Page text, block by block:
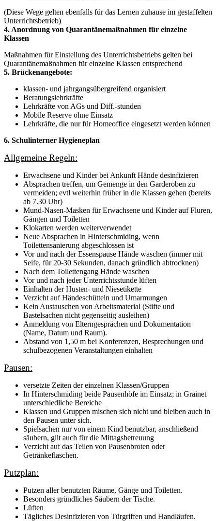
(Diese Wege gelten ebenfalls für das Lernen zuhause im gestaffelten
Unterrichtsbetrieb)
4. Anordnung von Quarantänemaßnahmen für einzelne
Klassen
Maßnahmen für Einstellung des Unterrichtsbetriebs gelten bei
Quarantänemaßnahmen für einzelne Klassen entsprechend
5. Brückenangebote:
klassen- und jahrgangsübergreifend organisiert
Beratungslehrkräfte
Lehrkräfte von AGs und Diff.-stunden
Mobile Reserve ohne Einsatz
Lehrkräfte, die nur für Homeoffice eingesetzt werden können
6. Schulinterner Hygieneplan
Allgemeine Regeln:
Erwachsene und Kinder bei Ankunft Hände desinfizieren
Absprachen treffen, um Gemenge in den Garderoben zu
vermeiden; evtl weiterhin früher in die Klassen gehen (bereits
ab 7.30 Uhr)
Mund-Nasen-Masken für Erwachsene und Kinder auf Fluren,
Gängen und Toiletten
Klokarten werden weiterverwendet
Neue Absprachen in Hinterschmiding, wenn
Toilettensanierung abgeschlossen ist
Vor und nach der Essenspause Hände waschen (immer mit
Seife, für 20-30 Sekunden, danach gründlich abtrocknen)
Nach dem Toilettengang Hände waschen
Vor und nach jeder Unterrichtsstunde lüften
Einhalten der Husten- und Niesetikette
Verzicht auf Händeschütteln und Umarmungen
Kein Austauschen von Arbeitsmaterial (Stifte und
Bastelsachen nicht gegenseitig ausleihen)
Anmeldung von Elterngesprächen und Dokumentation
(Name, Datum und Raum).
Abstand von 1,50 m bei Konferenzen, Besprechungen und
schulbezogenen Veranstaltungen einhalten
Pausen:
versetzte Zeiten der einzelnen Klassen/Gruppen
In Hinterschmiding beide Pausenhöfe im Einsatz; in Grainet
unterschiedliche Bereiche
Klassen und Gruppen mischen sich nicht und bleiben auch in
den Pausen unter sich.
Spielsachen nur von einem Kind benutzbar, anschließend
säubern, gilt auch für die Mittagsbetreuung
Verzicht auf das Teilen von Pausenbroten oder
Getränkeflaschen.
Putzplan:
Putzen aller benutzten Räume, Gänge und Toiletten.
Besonders gründliches Säubern der Tische.
Lüften
Tägliches Desinfizieren von Türgriffen und Handläufen.